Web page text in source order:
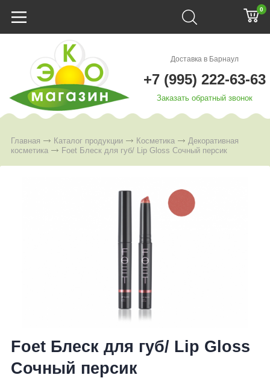
0
Доставка в Барнаул
+7 (995) 222-63-63
Заказать обратный звонок
Главная Каталог продукции Косметика
Декоративная
косметика
Foet Блеск для губ/ Lip Gloss Сочный персик
Foet Блеск для губ/ Lip Gloss
Сочный персик